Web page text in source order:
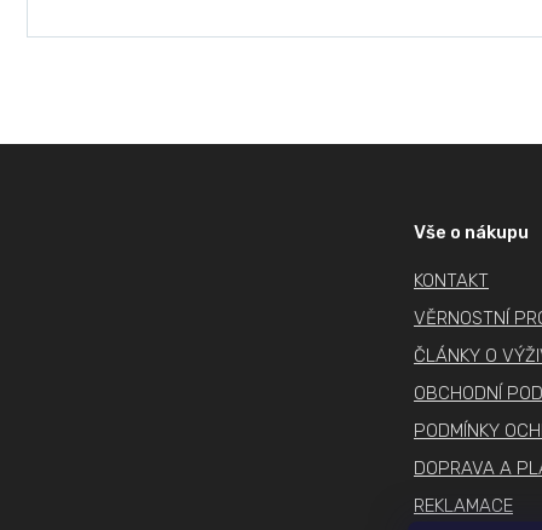
Vše o nákupu
KONTAKT
VĚRNOSTNÍ
ČLÁNKY O
OBCHODNÍ
PODMÍNKY
DOPRAVA A
REKLAMACE